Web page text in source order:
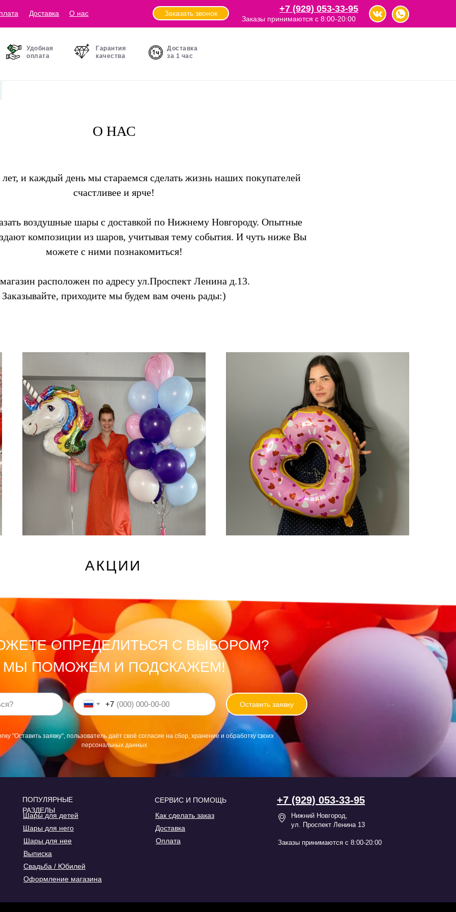
Доставка Заказать звонок
Заказы принимаются с 8:00-20:00
Удобная
оплата
Гарантия
качества
Доставка
за 1 час
+7 (929) 053-33-95
О нас
О НАС
и каждый день мы стараемся сделать жизнь наших покупателей
счастливее и ярче!
воздушные шары с доставкой по Нижнему Новгороду. Опытные
композиции из шаров, учитывая тему события. И чуть ниже Вы
можете с ними познакомиться!
расположен по адресу ул.Проспект Ленина д.13.
Заказывайте, приходите мы будем вам очень рады:)
АКЦИИ
ОПРЕДЕЛИТЬСЯ С ВЫБОРОМ?
МЫ ПОМОЖЕМ И ПОДСКАЖЕМ!
+7 Оставить заявку
"Оставить заявку", пользователь даёт своё согласие на сбор, хранение и обработку своих
персональных данных
ПОПУЛЯРНЫЕ
РАЗДЕЛЫ
СЕРВИС И ПОМОЩЬ +7 (929) 053-33-95
Нижний Новгород,
ул. Проспект Ленина 13
Заказы принимаются с 8:00-20:00
Шары для детей
Шары для него
Шары для нее
Выписка
Свадьба / Юбилей
Оформление магазина
Как сделать заказ
Доставка
Оплата